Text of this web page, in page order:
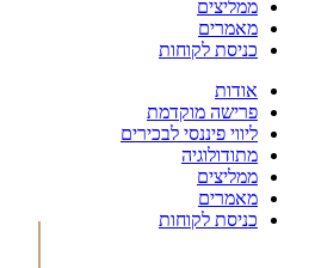
ממליצים
מאמרים
כניסת לקוחות
אודות
פרישה מוקדמת
ליווי פיננסי לבכירים
מתודולוגיה
ממליצים
מאמרים
כניסת לקוחות